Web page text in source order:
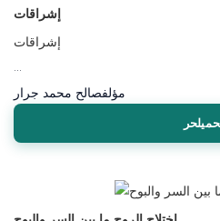
إشراقات
إشراقات
مؤلفصالح محمد جرار